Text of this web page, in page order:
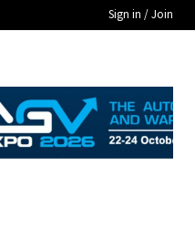
Sign in / Join